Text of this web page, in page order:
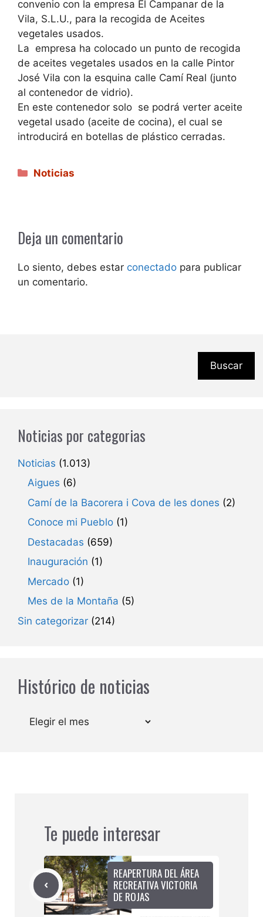
convenio con la empresa El Campanar de la
Vila, S.L.U., para la recogida de Aceites
vegetales usados.
La empresa ha colocado un punto de recogida
de aceites vegetales usados en la calle Pintor
José Vila con la esquina calle Camí Real (junto
al contenedor de vidrio).
En este contenedor solo se podrá verter aceite
vegetal usado (aceite de cocina), el cual se
introducirá en botellas de plástico cerradas.
Categorías
Noticias
Deja un comentario
Lo siento, debes estar conectado para publicar
un comentario.
Buscar
Noticias por categorias
Noticias (1.013)
Aigues (6)
Camí de la Bacorera i Cova de les dones (2)
Conoce mi Pueblo (1)
Destacadas (659)
Inauguración (1)
Mercado (1)
Mes de la Montaña (5)
Sin categorizar (214)
Histórico de noticias
Archivos
Te puede interesar
REAPERTURA DEL ÁREA
RECREATIVA VICTORIA
DE ROJAS